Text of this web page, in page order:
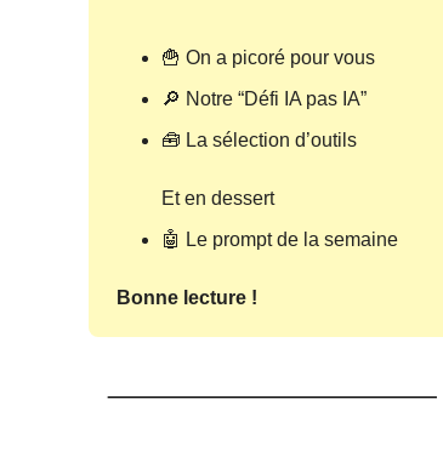
🍟 On a picoré pour vous
🔎 Notre “Défi IA pas IA”
🧰 La sélection d’outils
Et en dessert
🤖 Le prompt de la semaine
Bonne lecture !